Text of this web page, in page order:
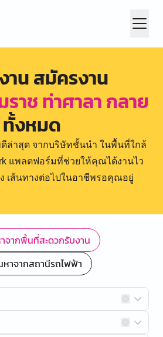
าน สมัครงาน
าช ท่าศาลา กลาย
ทั้งหมด
ล่าสุด จากบริษัทชั้นนำ ในพื้นที่ใกล้
แพลตฟอร์มที่ช่วยให้คุณได้งานไว
เส้นทางต่อไปในอาชีพรอคุณอยู่
จากพื้นที่สะดวกรับงาน
หาจากสถานีรถไฟฟ้า